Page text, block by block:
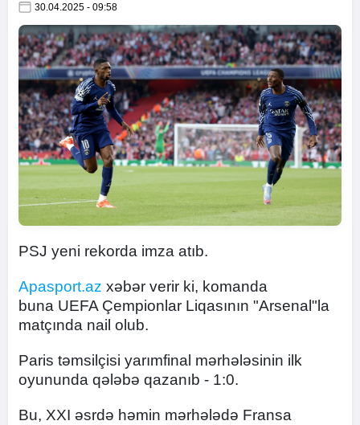
30.04.2025 - 09:58
PSJ yeni rekorda imza atıb.
Apasport.az xəbər verir ki, komanda
buna UEFA Çempionlar Liqasının "Arsenal"la
matçında nail olub.
Paris təmsilçisi yarımfinal mərhələsinin ilk
oyununda qələbə qazanıb - 1:0.
Bu, XXI əsrdə həmin mərhələdə Fransa